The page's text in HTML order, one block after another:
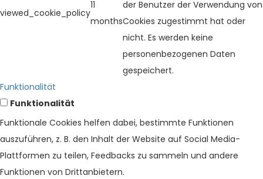
viewed_cookie_policy
11
months
der Benutzer der Verwendung von
Cookies zugestimmt hat oder
nicht. Es werden keine
personenbezogenen Daten
gespeichert.
Funktionalität
Funktionalität
Funktionale Cookies helfen dabei, bestimmte Funktionen
auszuführen, z. B. den Inhalt der Website auf Social Media-
Plattformen zu teilen, Feedbacks zu sammeln und andere
Funktionen von Drittanbietern.